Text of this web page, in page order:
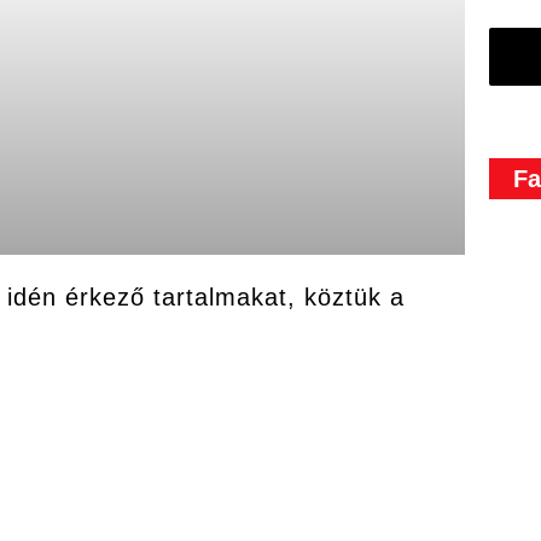
érkező tartalmakat, köztük a